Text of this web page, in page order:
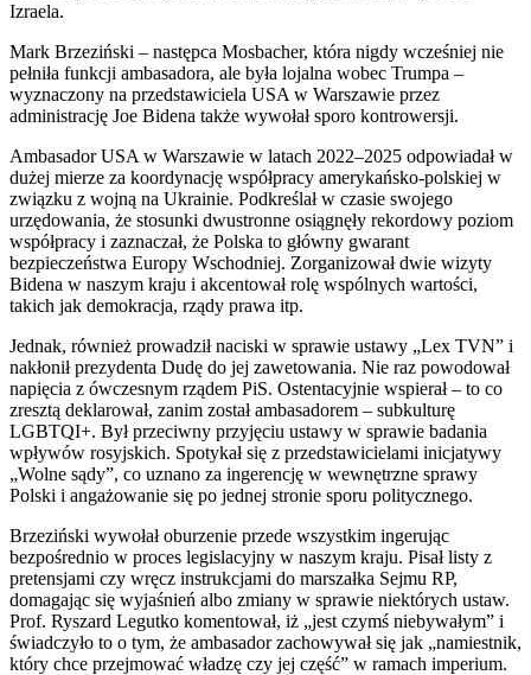
Izraela.
Mark Brzeziński – następca Mosbacher, która nigdy wcześniej nie
pełniła funkcji ambasadora, ale była lojalna wobec Trumpa –
wyznaczony na przedstawiciela USA w Warszawie przez
administrację Joe Bidena także wywołał sporo kontrowersji.
Ambasador USA w Warszawie w latach 2022–2025 odpowiadał w
dużej mierze za koordynację współpracy amerykańsko-polskiej w
związku z wojną na Ukrainie. Podkreślał w czasie swojego
urzędowania, że stosunki dwustronne osiągnęły rekordowy poziom
współpracy i zaznaczał, że Polska to główny gwarant
bezpieczeństwa Europy Wschodniej. Zorganizował dwie wizyty
Bidena w naszym kraju i akcentował rolę wspólnych wartości,
takich jak demokracja, rządy prawa itp.
Jednak, również prowadził naciski w sprawie ustawy „Lex TVN” i
nakłonił prezydenta Dudę do jej zawetowania. Nie raz powodował
napięcia z ówczesnym rządem PiS. Ostentacyjnie wspierał – to co
zresztą deklarował, zanim został ambasadorem – subkulturę
LGBTQI+. Był przeciwny przyjęciu ustawy w sprawie badania
wpływów rosyjskich. Spotykał się z przedstawicielami inicjatywy
„Wolne sądy”, co uznano za ingerencję w wewnętrzne sprawy
Polski i angażowanie się po jednej stronie sporu politycznego.
Brzeziński wywołał oburzenie przede wszystkim ingerując
bezpośrednio w proces legislacyjny w naszym kraju. Pisał listy z
pretensjami czy wręcz instrukcjami do marszałka Sejmu RP,
domagając się wyjaśnień albo zmiany w sprawie niektórych ustaw.
Prof. Ryszard Legutko komentował, iż „jest czymś niebywałym” i
świadczyło to o tym, że ambasador zachowywał się jak „namiestnik,
który chce przejmować władzę czy jej część” w ramach imperium.